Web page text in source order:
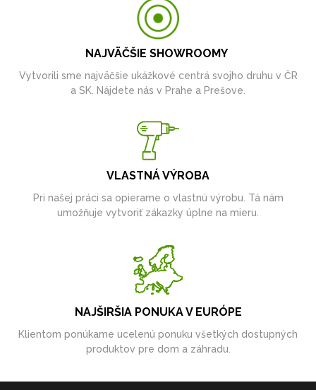
NAJVÄČŠIE SHOWROOMY
Vytvorili sme najväčšie ukážkové centrá svojho druhu v ČR
a SK. Nájdete nás v Prahe a Prešove.
VLASTNÁ VÝROBA
Pri našej práci sa opierame o vlastnú výrobu. Tá nám
umožňuje vytvoriť zákazky úplne na mieru.
NAJŠIRŠIA PONUKA V EURÓPE
Klientom ponúkame ucelenú ponuku všetkých dostupných
produktov pre dom a záhradu.